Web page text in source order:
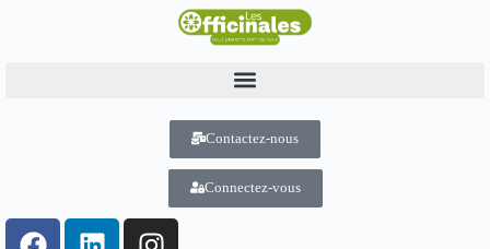
Contactez-nous
Connectez-vous